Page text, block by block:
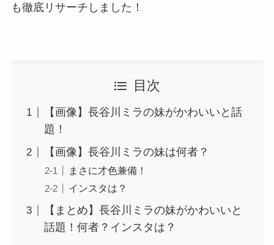
も徹底リサーチしました！
目次
【画像】長谷川ミラの妹がかわいいと話
題！
【画像】長谷川ミラの妹は何者？
まさに才色兼備！
インスタは？
【まとめ】長谷川ミラの妹がかわいいと
話題！何者？インスタは？